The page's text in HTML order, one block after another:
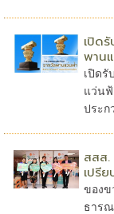
เปิด
พาน
เปิดรั
แว่นฟ้
ประก
สสส.
เปรี
ของข
ธาร